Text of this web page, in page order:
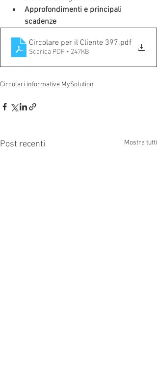
Approfondimenti e principali
scadenze
Circolare per il Cliente 397.pdf
Scarica PDF • 247KB
Circolari informative MySolution
Post recenti Mostra tutti